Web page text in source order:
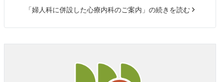
「婦人科に併設した心療内科のご案内」の続きを読む